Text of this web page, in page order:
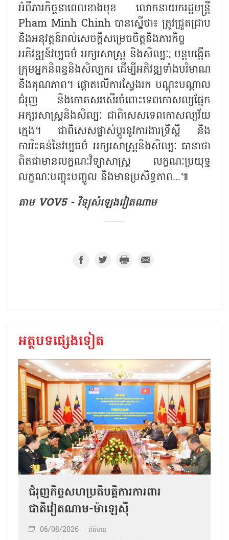
អំពីភារកិច្ចនាពេលខាងមុខ លោកនាយករដ្ឋមន្ត្រី
Pham Minh Chinh បានស្នើថា៖ ត្រូវជ្រួតជ្រាប
និងអនុវត្តន៍រាល់សេចក្តីសម្រេចចិត្តនិងភារកិច្ច
អភិវឌ្ឍន៍វប្បធម៌ អក្សរសាស្ត្រ និងសិល្បៈ; បន្តបង្កើត
ក្រុមអ្នកនិពន្ធនិងសិល្បករ ដើម្បីអភិវឌ្ឍទាំងបរិមាណ
និងគុណភាព។ ផ្តោតលើការស្វែងរក បណ្តុះបណ្តាល
ជំរុញ និងកោតសរសើរចំពោះទេពកោសល្យផ្នែក
អក្សរសាស្ត្រនិងសិល្បៈ ជាពិសេសទេពកោសល្យវ័យ
ក្មេង។ ជាពិសេសផ្លាស់ប្តូរនូវការងារទ្រឹស្តី និង
ការរិះគន់នៃវប្បធម៌ អក្សរសាស្ត្រនិងសិល្បៈ ធានាថា
ពិតជាមានលក្ខណៈវិទ្យាសាស្ត្រ លក្ខណៈប្រយុទ្ធ
លក្ខណៈបញ្ចុះបញ្ចូល និងមានប្រសិទ្ធភាព...៕
តាម VOV5 - វិទ្យុសំឡេងវៀតណាម
អត្ថបទផ្សេងទៀត
ជំរុញកិច្ចសហប្រតិបត្តិការការពារ
ជាតិវៀតណាម-ម៉ាឡេស៊ី
06/08/2026 ព័ត៌មាន